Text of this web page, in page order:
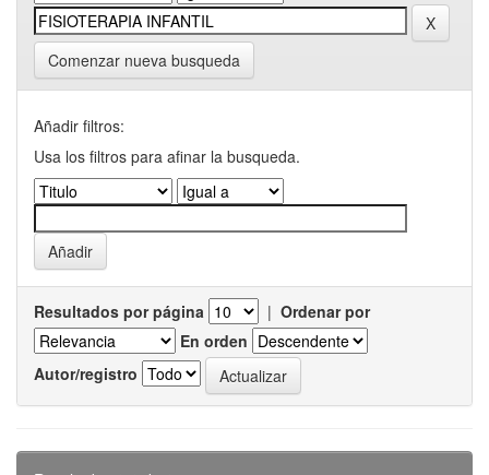
Comenzar nueva busqueda
Añadir filtros:
Usa los filtros para afinar la busqueda.
Resultados por página | Ordenar por
En orden
Autor/registro